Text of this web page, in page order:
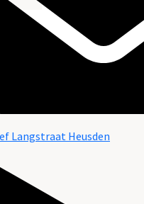
Langstraat Heusden